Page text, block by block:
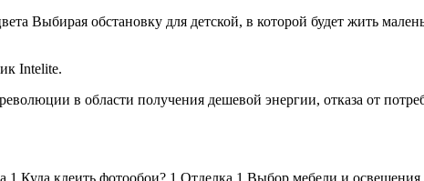
Выбирая обстановку для детской, в которой будет жить
Intelite.
в области получения дешевой энергии, отказа от
1.Куда клеить фотообои? 1.Отделка 1.Выбор мебели и